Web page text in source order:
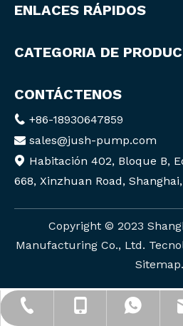
ENLACES RÁPIDOS
CATEGORIA DE
CONTÁCTENOS
 +86-18930647859
 sales@jush-pump.com
 Habitación 402, Bloque B,
668, Xinzhuan Road,
+86-21-
+86-
+86-
sales@jush-
gatito-cixi
Copyright ©️ 2023
Manufacturing Co., Ltd.
Sitemap.